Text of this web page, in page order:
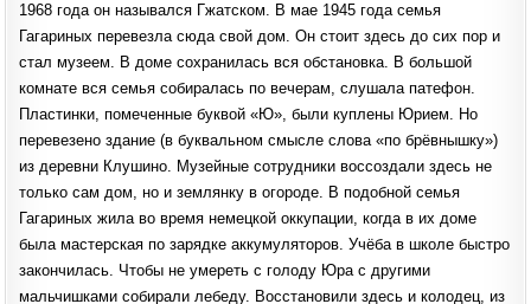
1968 года он назывался Гжатском. В мае 1945 года семья
Гагариных перевезла сюда свой дом. Он стоит здесь до сих пор и
стал музеем. В доме сохранилась вся обстановка. В большой
комнате вся семья собиралась по вечерам, слушала патефон.
Пластинки, помеченные буквой «Ю», были куплены Юрием. Но
перевезено здание (в буквальном смысле слова «по брёвнышку»)
из деревни Клушино. Музейные сотрудники воссоздали здесь не
только сам дом, но и землянку в огороде. В подобной семья
Гагариных жила во время немецкой оккупации, когда в их доме
была мастерская по зарядке аккумуляторов. Учёба в школе быстро
закончилась. Чтобы не умереть с голоду Юра с другими
мальчишками собирали лебеду. Восстановили здесь и колодец, из